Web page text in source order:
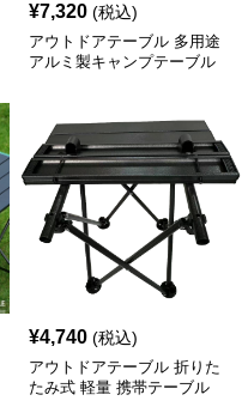
¥7,320 (税込)
アウトドアテーブル 多用途
アルミ製キャンプテーブル
¥4,740 (税込)
アウトドアテーブル 折りた
たみ式 軽量 携帯テーブル